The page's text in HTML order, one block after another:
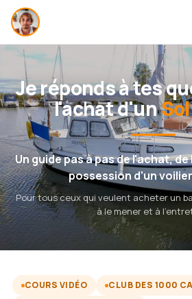
Je réponds à tes
l'achat d'un
Un guide pas à pas de l'achat,
possession d'un
Pour tous ceux qui veulent acheter un
à le mener et à
COURS VIDÉO
CLUB DES 1000